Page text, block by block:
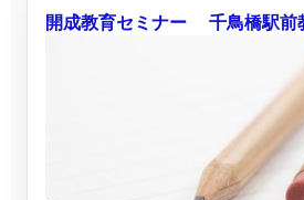
開成教育セミナー 千鳥橋駅前